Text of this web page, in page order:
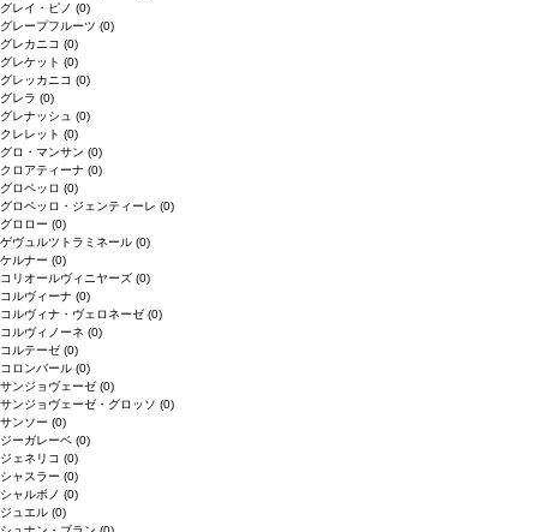
グレイ・ピノ (0)
グレープフルーツ (0)
グレカニコ (0)
グレケット (0)
グレッカニコ (0)
グレラ (0)
グレナッシュ (0)
クレレット (0)
グロ・マンサン (0)
クロアティーナ (0)
グロペッロ (0)
グロペッロ・ジェンティーレ (0)
グロロー (0)
ゲヴュルツトラミネール (0)
ケルナー (0)
コリオールヴィニヤーズ (0)
コルヴィーナ (0)
コルヴィナ・ヴェロネーゼ (0)
コルヴィノーネ (0)
コルテーゼ (0)
コロンバール (0)
サンジョヴェーゼ (0)
サンジョヴェーゼ・グロッソ (0)
サンソー (0)
ジーガレーベ (0)
ジェネリコ (0)
シャスラー (0)
シャルボノ (0)
ジュエル (0)